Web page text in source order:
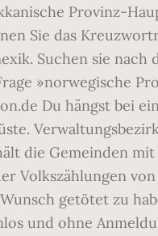
Provinz-
Sie das
Suchen sie
»norwegische
Du hängst bei
die Gemeinden
Volkszählungen
getötet zu
und ohne